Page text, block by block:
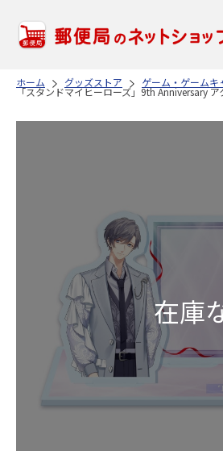
ホーム グッズストア ゲーム・ゲームキ
「スタンドマイヒーローズ」9th Anniversary